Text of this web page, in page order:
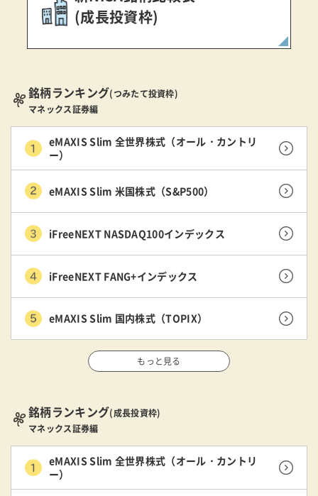
(成長投資枠)
銘柄ランキング(つみたて投資枠)
マネックス証券編
eMAXIS Slim 全世界株式（オール・カントリ
ー）
eMAXIS Slim 米国株式（S&P500）
iFreeNEXT NASDAQ100インデックス
iFreeNEXT FANG+インデックス
eMAXIS Slim 国内株式（TOPIX）
もっと見る
銘柄ランキング(成長投資枠)
マネックス証券編
eMAXIS Slim 全世界株式（オール・カントリ
ー）